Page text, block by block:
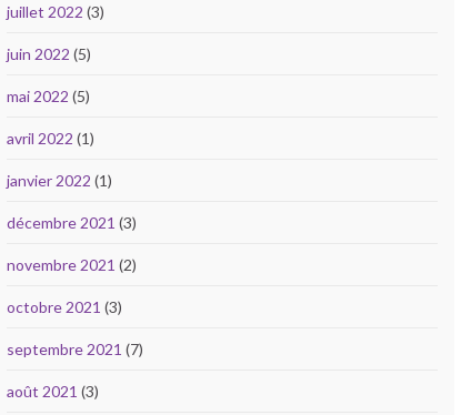
juillet 2022 (3)
juin 2022 (5)
mai 2022 (5)
avril 2022 (1)
janvier 2022 (1)
décembre 2021 (3)
novembre 2021 (2)
octobre 2021 (3)
septembre 2021 (7)
août 2021 (3)